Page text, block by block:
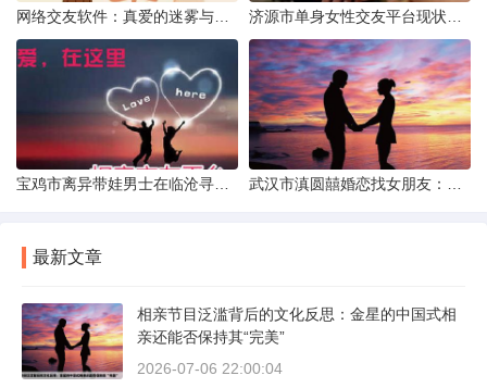
最新文章
相亲节目泛滥背后的文化反思：金星的中国式相
亲还能否保持其“完美”
2026-07-06 22:00:04